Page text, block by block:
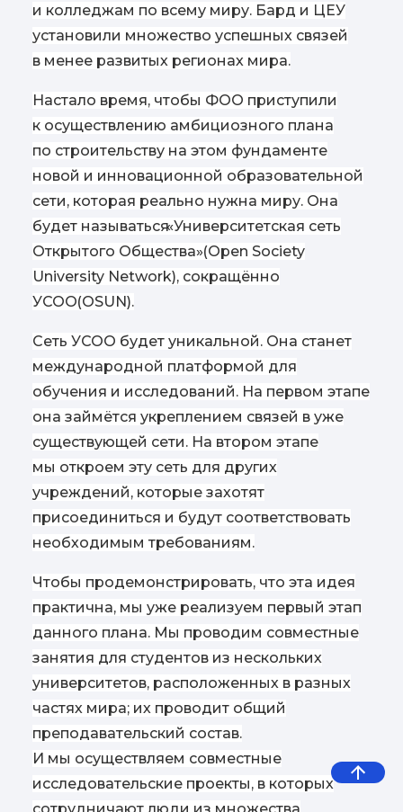
и колледжам по всему миру. Бард и ЦЕУ
установили множество успешных связей
в менее развитых регионах мира.
Настало время, чтобы ФОО приступили
к осуществлению амбициозного плана
по строительству на этом фундаменте
новой и инновационной образовательной
сети, которая реально нужна миру. Она
будет называться
«Университетская сеть
Открытого Общества»(Open Society
University Network), сокращённо
УСОО(OSUN).
Сеть УСОО будет уникальной. Она станет
международной платформой для
обучения и исследований. На первом этапе
она займётся укреплением связей в уже
существующей сети. На втором этапе
мы откроем эту сеть для других
учреждений, которые захотят
присоединиться и будут соответствовать
необходимым требованиям.
Чтобы продемонстрировать, что эта идея
практична, мы уже реализуем первый этап
данного плана. Мы проводим совместные
занятия для студентов из нескольких
университетов, расположенных в разных
частях мира; их проводит общий
преподавательский состав.
И мы осуществляем совместные
исследовательские проекты, в которых